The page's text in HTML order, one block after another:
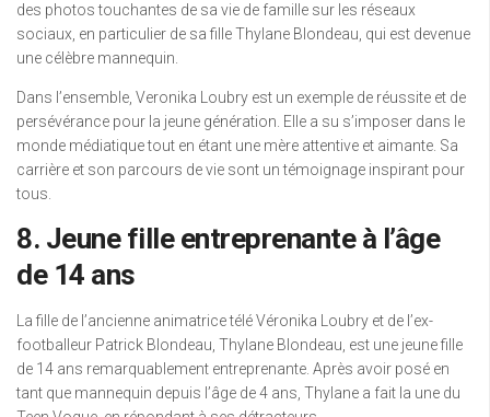
des photos touchantes de sa vie de famille sur les réseaux
sociaux, en particulier de sa fille Thylane Blondeau, qui est devenue
une célèbre mannequin.
Dans l’ensemble, Veronika Loubry est un exemple de réussite et de
persévérance pour la jeune génération. Elle a su s’imposer dans le
monde médiatique tout en étant une mère attentive et aimante. Sa
carrière et son parcours de vie sont un témoignage inspirant pour
tous.
8. Jeune fille entreprenante à l’âge
de 14 ans
La fille de l’ancienne animatrice télé Véronika Loubry et de l’ex-
footballeur Patrick Blondeau, Thylane Blondeau, est une jeune fille
de 14 ans remarquablement entreprenante. Après avoir posé en
tant que mannequin depuis l’âge de 4 ans, Thylane a fait la une du